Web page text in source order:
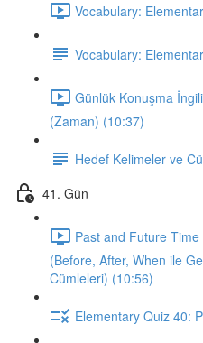
Vocabulary:
Vocabulary:
Günlük Konuşma
(Zaman) (10:37)
Hedef Kelimeler ve
41. Gün
Past and Future
(Before, After, When ile
Cümleleri) (10:56)
Elementary Quiz 40: